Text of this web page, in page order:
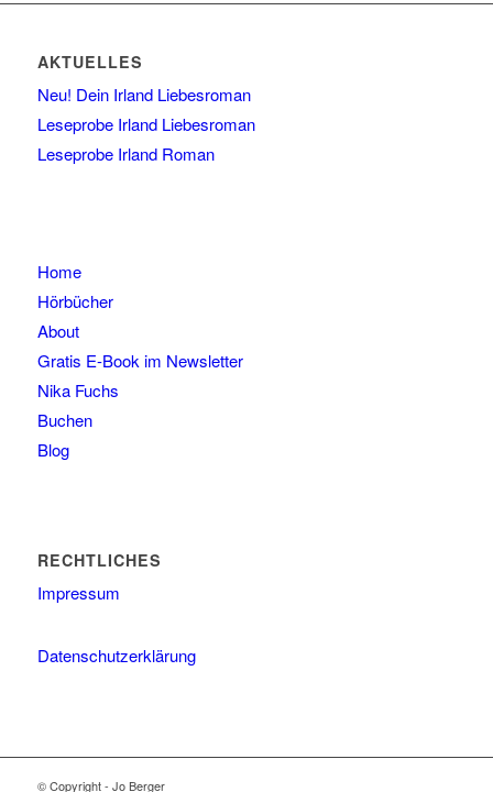
AKTUELLES
Neu! Dein Irland Liebesroman
Leseprobe Irland Liebesroman
Leseprobe Irland Roman
Home
Hörbücher
About
Gratis E-Book im Newsletter
Nika Fuchs
Buchen
Blog
RECHTLICHES
Impressum
Datenschutzerklärung
© Copyright - Jo Berger